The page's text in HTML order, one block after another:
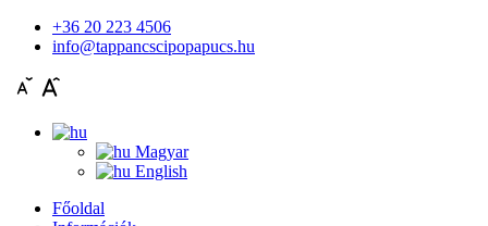
+36 20 223 4506
info@tappancscipopapucs.hu
Magyar
English
Főoldal